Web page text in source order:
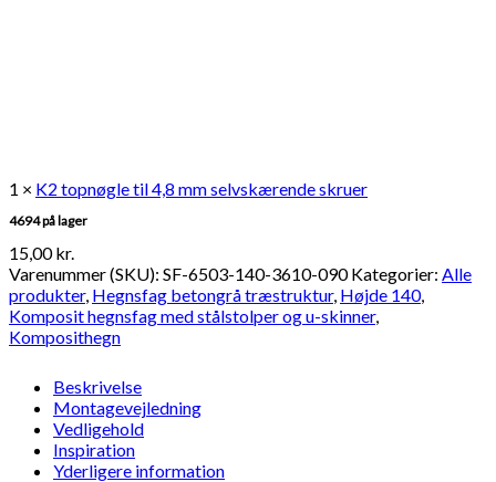
1 × K2 topnøgle til 4,8 mm selvskærende skruer
4694 på lager
15,00kr.
Varenummer (SKU): SF-6503-140-3610-090 Kategorier: Alle
produkter, Hegnsfag betongrå træstruktur, Højde 140,
Komposit hegnsfag med stålstolper og u-skinner,
Komposithegn
Beskrivelse
Montagevejledning
Vedligehold
Inspiration
Yderligere information